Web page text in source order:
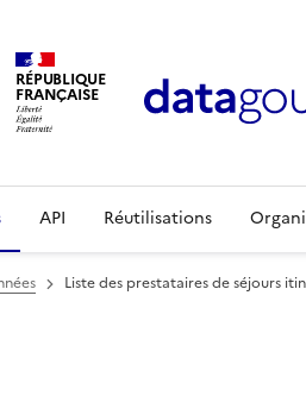
RÉPUBLIQUE
FRANÇAISE
API Réutilisations
Liste des prestataires de séjours